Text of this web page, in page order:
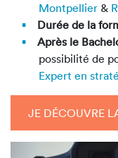
Montpellier &
Durée de la
Après le
possibilité de
Expert en
JE DÉCOUVRE